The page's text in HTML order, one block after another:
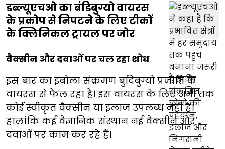
डब्ल्यूएचओ का बंडिबुग्यो वायरस
के प्रकोप से निपटने के लिए टीकों
के क्लिनिकल ट्रायल पर जोर
वैक्सीन और दवाओं पर चल रहा शोध
इस बार का इबोला संक्रमण बुंदिबुग्यो प्रजाति के
वायरस से फैल रहा है। इस वायरस के लिए अभी तक
कोई स्वीकृत वैक्सीन या इलाज उपलब्ध नहीं है।
हालांकि कई वैज्ञानिक संस्थान नई वैक्सीन और
दवाओं पर काम कर रहे हैं।